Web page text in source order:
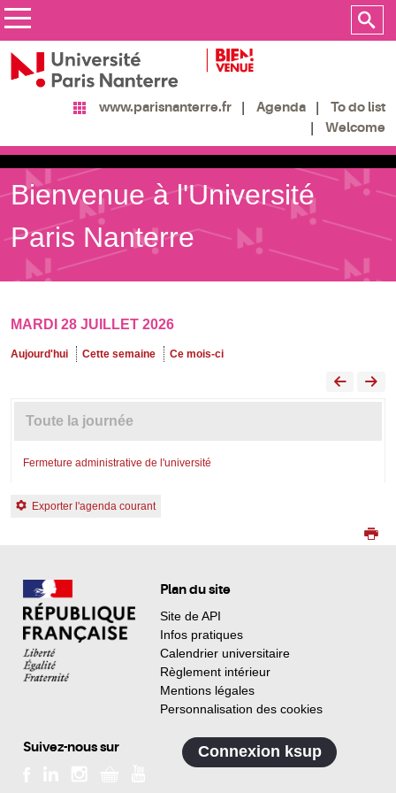
www.parisnanterre.fr Agenda
To do list
Welcome
Bienvenue à l'Université
Paris Nanterre
MARDI 28 JUILLET 2026
Aujourd'hui Cette semaine Ce mois-ci
Toute la journée
Fermeture administrative de l'université
Exporter l'agenda courant
Plan du site
Site de API
Infos pratiques
Calendrier universitaire
Règlement intérieur
Mentions légales
Personnalisation des cookies
Suivez-nous sur Connexion ksup